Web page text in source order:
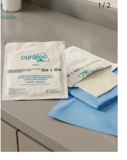
1/2